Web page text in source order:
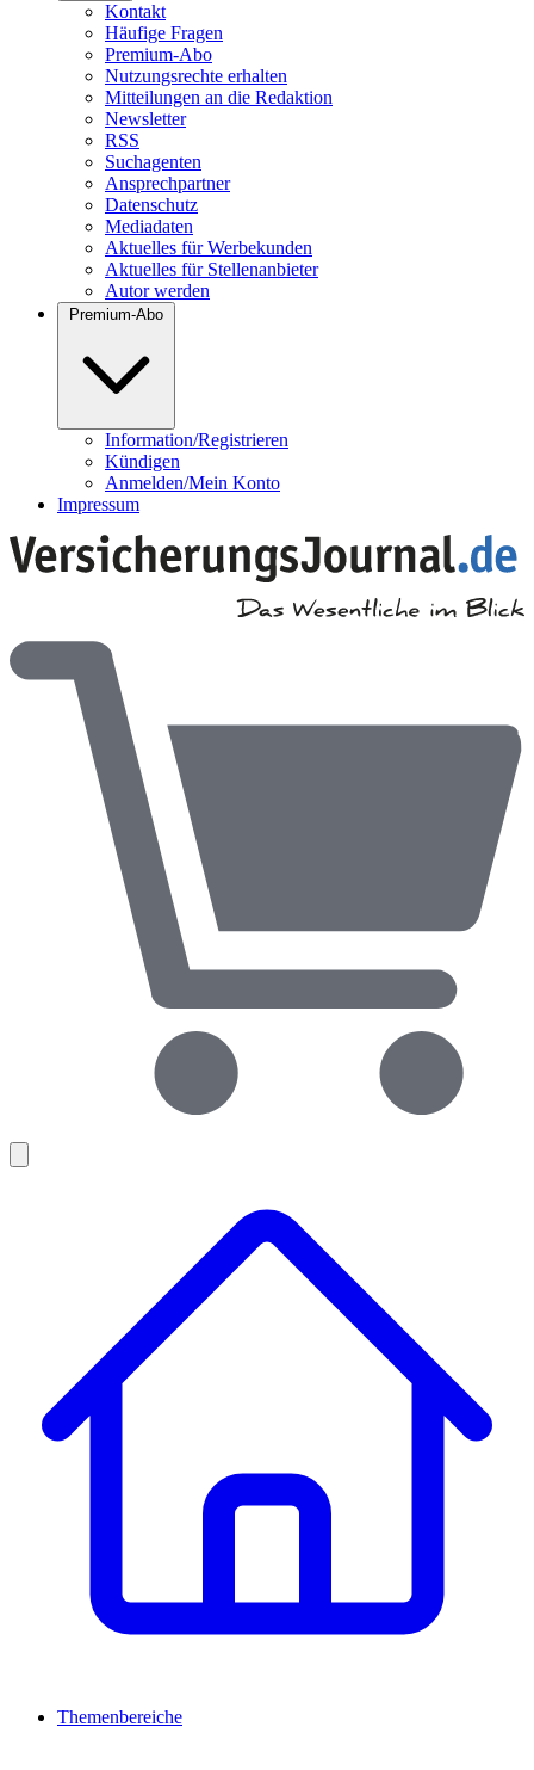
Kontakt
Häufige Fragen
Premium-Abo
Nutzungsrechte erhalten
Mitteilungen an die Redaktion
Newsletter
RSS
Suchagenten
Ansprechpartner
Datenschutz
Mediadaten
Aktuelles für Werbekunden
Aktuelles für Stellenanbieter
Autor werden
Premium-Abo
Information/Registrieren
Kündigen
Anmelden/Mein Konto
Impressum
Themenbereiche